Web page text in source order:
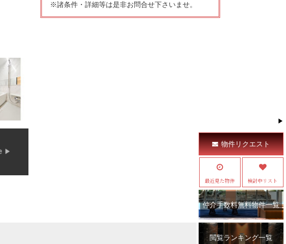
※諸条件・詳細等は是非お問合せ下さいませ。
物件リクエスト
最近見た物件 検討中リスト
仲介手数料無料物件一覧
閲覧ランキング一覧